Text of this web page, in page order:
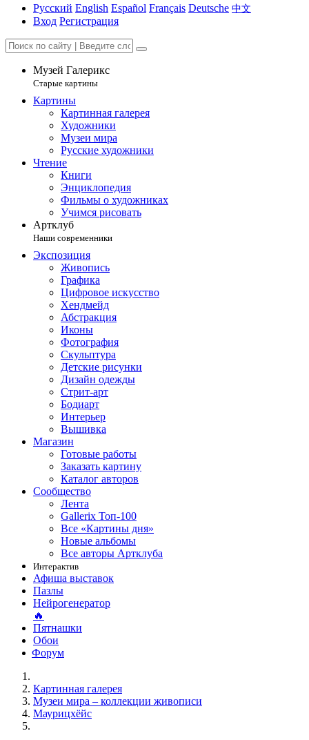
Русский English Español Français Deutsche 中文
Вход Регистрация
Музей Галерикс
Старые картины
Картины
Картинная галерея
Художники
Музеи мира
Русские художники
Чтение
Книги
Энциклопедия
Фильмы о художниках
Учимся рисовать
Артклуб
Наши современники
Экспозиция
Живопись
Графика
Цифровое искусство
Хендмейд
Абстракция
Иконы
Фотография
Скульптура
Детские рисунки
Дизайн одежды
Стрит-арт
Бодиарт
Интерьер
Вышивка
Магазин
Готовые работы
Заказать картину
Каталог авторов
Сообщество
Лента
Gallerix Топ-100
Все «Картины дня»
Новые альбомы
Все авторы Артклуба
Интерактив
Афиша выставок
Пазлы
Нейрогенератор
🔥
Пятнашки
Обои
Форум
Картинная галерея
Музеи мира – коллекции живописи
Маурицхёйс